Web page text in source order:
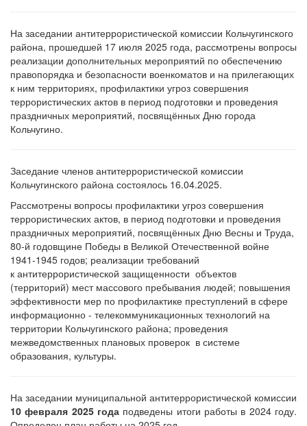
На заседании антитеррористической комиссии Кольчугинского
района, прошедшей 17 июля 2025 года, рассмотрены вопросы
реализации дополнительных мероприятий по обеспечению
правопорядка и безопасности военкоматов и на прилегающих
к ним территориях, профилактики угроз совершения
террористических актов в период подготовки и проведения
праздничных мероприятий, посвящённых Дню города
Кольчугино.
Заседание членов антитеррористической комиссии
Кольчугинского района состоялось 16.04.2025.
Рассмотрены вопросы профилактики угроз совершения
террористических актов, в период подготовки и проведения
праздничных мероприятий, посвящённых Дню Весны и Труда,
80-й годовщине Победы в Великой Отечественной войне
1941-1945 годов; реализации требований
к антитеррористической защищенности объектов
(территорий) мест массового пребывания людей; повышения
эффективности мер по профилактике преступлений в сфере
информационно - телекоммуникационных технологий на
территории Кольчугинского района; проведения
межведомственных плановых проверок в системе
образования, культуры.
На заседании муниципальной антитеррористической комиссии
10 февраля 2025 года подведены итоги работы в 2024 году.